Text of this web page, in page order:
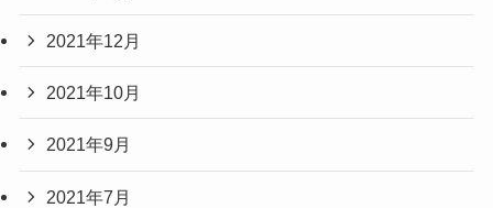
2021年12月
2021年10月
2021年9月
2021年7月